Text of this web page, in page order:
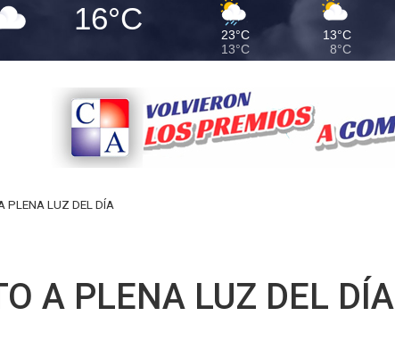
16°C
23°C
13°C
13°C
8°C
PLENA LUZ DEL DÍA
A PLENA LUZ DEL DÍA